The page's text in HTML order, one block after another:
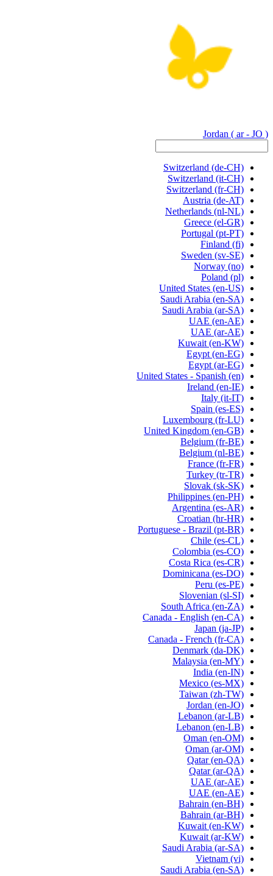
Jordan ( ar - JO )
Switzerland (de-CH)
Switzerland (it-CH)
Switzerland (fr-CH)
Austria (de-AT)
Netherlands (nl-NL)
Greece (el-GR)
Portugal (pt-PT)
Finland (fi)
Sweden (sv-SE)
Norway (no)
Poland (pl)
United States (en-US)
Saudi Arabia (en-SA)
Saudi Arabia (ar-SA)
UAE (en-AE)
UAE (ar-AE)
Kuwait (en-KW)
Egypt (en-EG)
Egypt (ar-EG)
United States - Spanish (en)
Ireland (en-IE)
Italy (it-IT)
Spain (es-ES)
Luxembourg (fr-LU)
United Kingdom (en-GB)
Belgium (fr-BE)
Belgium (nl-BE)
France (fr-FR)
Turkey (tr-TR)
Slovak (sk-SK)
Philippines (en-PH)
Argentina (es-AR)
Croatian (hr-HR)
Portuguese - Brazil (pt-BR)
Chile (es-CL)
Colombia (es-CO)
Costa Rica (es-CR)
Dominicana (es-DO)
Peru (es-PE)
Slovenian (sl-SI)
South Africa (en-ZA)
Canada - English (en-CA)
Japan (ja-JP)
Canada - French (fr-CA)
Denmark (da-DK)
Malaysia (en-MY)
India (en-IN)
Mexico (es-MX)
Taiwan (zh-TW)
Jordan (en-JO)
Lebanon (ar-LB)
Lebanon (en-LB)
Oman (en-OM)
Oman (ar-OM)
Qatar (en-QA)
Qatar (ar-QA)
UAE (ar-AE)
UAE (en-AE)
Bahrain (en-BH)
Bahrain (ar-BH)
Kuwait (en-KW)
Kuwait (ar-KW)
Saudi Arabia (ar-SA)
Vietnam (vi)
Saudi Arabia (en-SA)